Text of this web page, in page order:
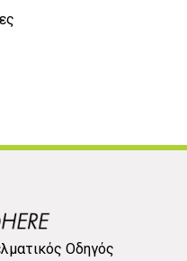
Οδηγός